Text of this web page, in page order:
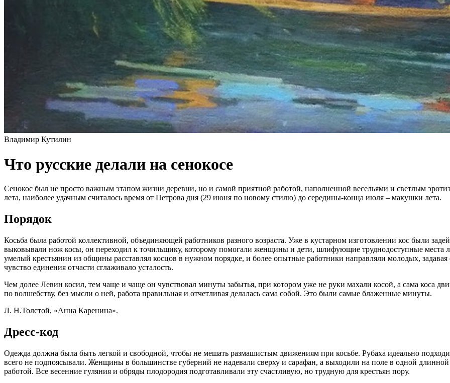
Владимир Кутилин
Что русские делали на сенокосе
Сенокос был не просто важным этапом жизни деревни, но и самой приятной работой, наполненной весельями и светлым
лета, наиболее удачным считалось время от Петрова дня (29 июня по новому стилю) до середины-конца июля – макушки лета.
Порядок
Косьба была работой коллективной, объединяющей работников разного возраста. Уже в кустарном изготовлении кос были
выковывали нож косы, он переходил к точильщику, которому помогали женщины и дети, шлифующие труднодоступные места
умелый крестьянин из общины расставлял косцов в нужном порядке, и более опытные работники направляли молодых,
чувство единения отчасти сглаживало усталость.
Чем долее Левин косил, тем чаще и чаще он чувствовал минуты забытья, при котором уже не руки махали косой, а сама коса
по волшебству, без мысли о ней, работа правильная и отчетливая делалась сама собой. Это были самые блаженные минуты.
Л. Н.Толстой, «Анна Каренина».
Дресс-код
Одежда должна была быть легкой и свободной, чтобы не мешать размашистым движениям при косьбе. Рубаха идеально
всего не подпоясывали. Женщины в большинстве губерний не надевали сверху и сарафан, а выходили на поле в одной
работой. Все весенние гуляния и обряды плодородия подготавливали эту счастливую, но трудную для крестьян пору.